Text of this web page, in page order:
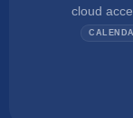
cloud